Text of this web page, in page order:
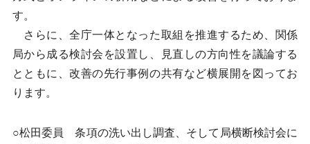
す。
さらに、全庁一体となった取組を推進するため、関係
局から成る検討会を設置し、見直しの方向性を議論する
とともに、改善の先行事例の共有など横展開を図ってお
ります。
○松田委員 条項の洗い出し調査、そして局横断検討会に